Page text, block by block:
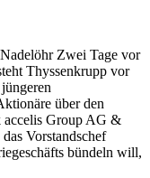
Zwei Tage vor
Thyssenkrupp vor
über den
accelis Group AG &
Vorstandschef
bündeln will,